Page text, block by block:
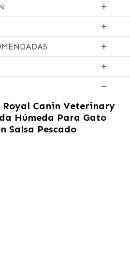
Royal Canin Veterinary
Húmeda Para Gato
Salsa Pescado